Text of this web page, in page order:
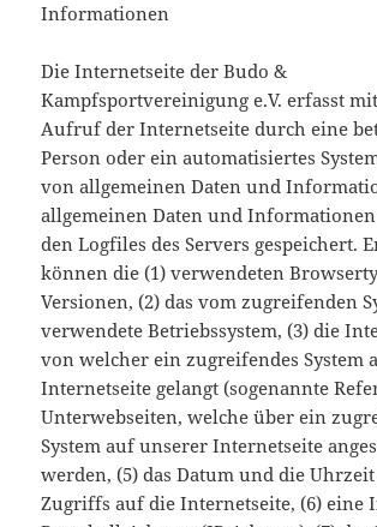
Informationen
Die Internetseite der Budo &
Kampfsportvereinigung e.V. erfasst
Aufruf der Internetseite durch eine
Person oder ein automatisiertes
von allgemeinen Daten und
allgemeinen Daten und
den Logfiles des Servers gespeichert.
können die (1) verwendeten
Versionen, (2) das vom zugreifenden
verwendete Betriebssystem, (3) die
von welcher ein zugreifendes System
Internetseite gelangt (sogenannte
Unterwebseiten, welche über ein
System auf unserer Internetseite
werden, (5) das Datum und die
Zugriffs auf die Internetseite, (6) eine